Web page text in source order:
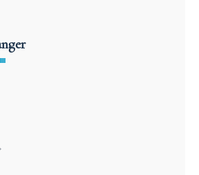
Puck Hoendervanger